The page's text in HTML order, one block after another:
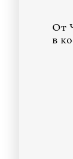
От
в